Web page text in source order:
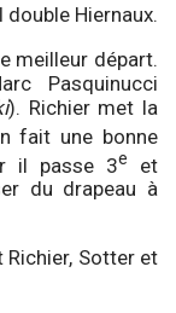
double Hiernaux.
meilleur départ.
Pasquinucci
). Richier met la
fait une bonne
il passe 3e
et
du drapeau à
Sotter et